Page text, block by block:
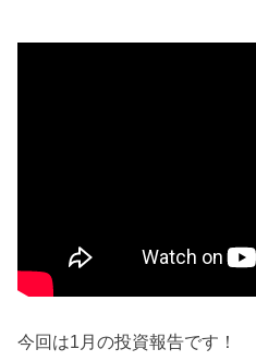
今回は1月の投資報告です！